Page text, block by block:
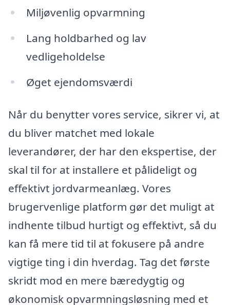
Miljøvenlig opvarmning
Lang holdbarhed og lav
vedligeholdelse
Øget ejendomsværdi
Når du benytter vores service, sikrer vi, at
du bliver matchet med lokale
leverandører, der har den ekspertise, der
skal til for at installere et pålideligt og
effektivt jordvarmeanlæg. Vores
brugervenlige platform gør det muligt at
indhente tilbud hurtigt og effektivt, så du
kan få mere tid til at fokusere på andre
vigtige ting i din hverdag. Tag det første
skridt mod en mere bæredygtig og
økonomisk opvarmningsløsning med et